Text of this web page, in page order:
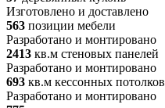
Изготовлено и доставлено
563 позиции мебели
Разработано и монтировано
2413 кв.м стеновых панелей
Разработано и монтировано
693 кв.м кессонных потолков
Разработано и монтировано